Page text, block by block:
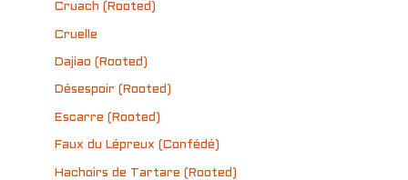
Cruach (Rooted)
Cruelle
Dajiao (Rooted)
Désespoir (Rooted)
Escarre (Rooted)
Faux du Lépreux (Confédé)
Hachoirs de Tartare (Rooted)